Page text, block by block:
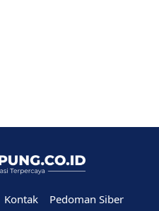
Kontak Pedoman Siber